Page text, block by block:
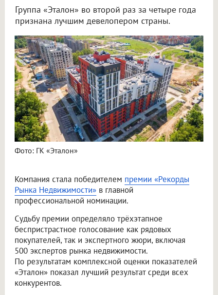
Группа «Эталон» во второй раз за четыре года
признана лучшим девелопером страны.
Фото: ГК «Эталон»
Компания стала победителем премии «Рекорды
Рынка Недвижимости» в главной
профессиональной номинации.
Судьбу премии определяло трёхэтапное
беспристрастное голосование как рядовых
покупателей, так и экспертного жюри, включая
500 экспертов рынка недвижимости.
По результатам комплексной оценки показателей
«Эталон» показал лучший результат среди всех
конкурентов.